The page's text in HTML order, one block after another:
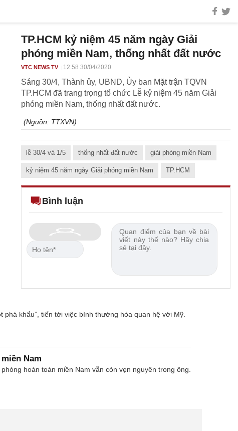
TP.HCM kỷ niệm 45 năm ngày Giải
phóng miền Nam, thống nhất đất nước
VTC NEWS TV 12:58 30/04/2020
Sáng 30/4, Thành ủy, UBND, Ủy ban Mặt trận TQVN
TP.HCM đã trang trọng tổ chức Lễ kỷ niệm 45 năm Giải
phóng miền Nam, thống nhất đất nước.
(Nguồn: TTXVN)
lễ 30/4 và 1/5 thống nhất đất nước giải phóng miền Nam
kỷ niệm 45 năm ngày Giải phóng miền Nam TP.HCM
Bình luận
khẩu”, tiến tới việc bình thường hóa quan hệ với Mỹ.
Nam
hoàn toàn miền Nam vẫn còn vẹn nguyên trong ông.